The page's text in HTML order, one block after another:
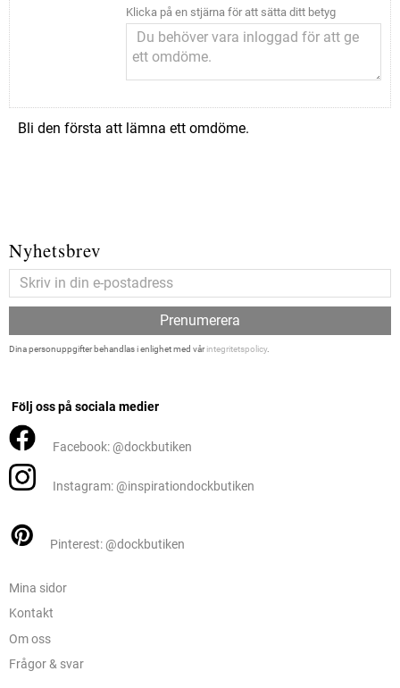
Klicka på en stjärna för att sätta ditt betyg
Bli den första att lämna ett omdöme.
Nyhetsbrev
Prenumerera
Dina personuppgifter behandlas i enlighet med vårintegritetspolicy.
Följ oss på sociala medier
Facebook: @dockbutiken
Instagram: @inspirationdockbutiken
Pinterest: @dockbutiken
Mina sidor
Kontakt
Om oss
Frågor & svar